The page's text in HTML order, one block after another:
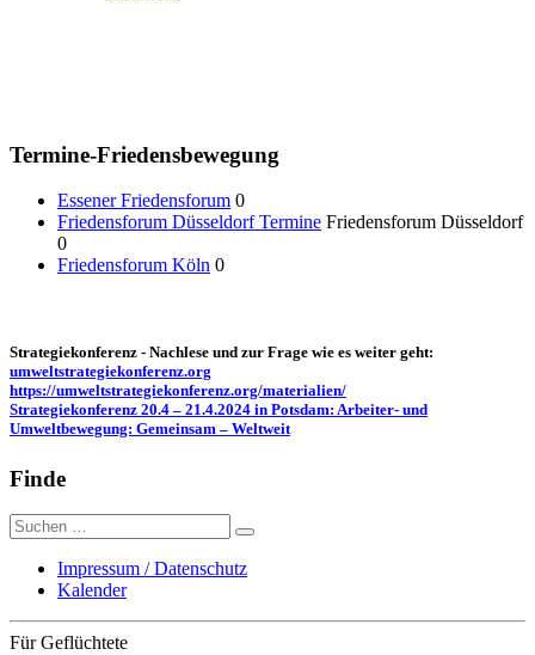
Termine-Friedensbewegung
Essener Friedensforum 0
Friedensforum Düsseldorf Termine Friedensforum Düsseldorf
0
Friedensforum Köln 0
Strategiekonferenz - Nachlese und zur Frage wie es weiter geht:
umweltstrategiekonferenz.org
https://umweltstrategiekonferenz.org/materialien/
Strategiekonferenz 20.4 – 21.4.2024 in Potsdam: Arbeiter- und
Umweltbewegung: Gemeinsam – Weltweit
Finde
Suche
nach:
Impressum / Datenschutz
Kalender
Für Geflüchtete